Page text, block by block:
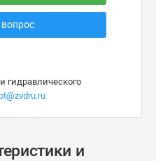
гидравлического
и